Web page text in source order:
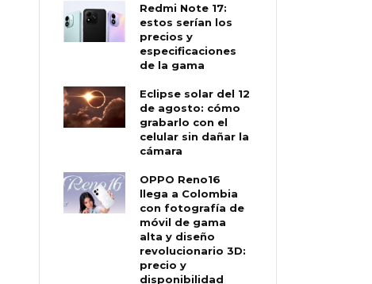
Redmi Note 17:
estos serían los
precios y
especificaciones
de la gama
Eclipse solar del 12
de agosto: cómo
grabarlo con el
celular sin dañar la
cámara
OPPO Reno16
llega a Colombia
con fotografía de
móvil de gama
alta y diseño
revolucionario 3D:
precio y
disponibilidad